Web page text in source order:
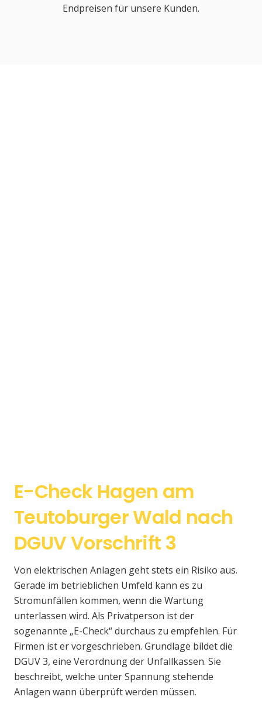
Endpreisen für unsere Kunden.
E-Check Hagen am
Teutoburger Wald nach
DGUV Vorschrift 3
Von elektrischen Anlagen geht stets ein Risiko aus.
Gerade im betrieblichen Umfeld kann es zu
Stromunfällen kommen, wenn die Wartung
unterlassen wird. Als Privatperson ist der
sogenannte „E-Check“ durchaus zu empfehlen. Für
Firmen ist er vorgeschrieben. Grundlage bildet die
DGUV 3, eine Verordnung der Unfallkassen. Sie
beschreibt, welche unter Spannung stehende
Anlagen wann überprüft werden müssen.